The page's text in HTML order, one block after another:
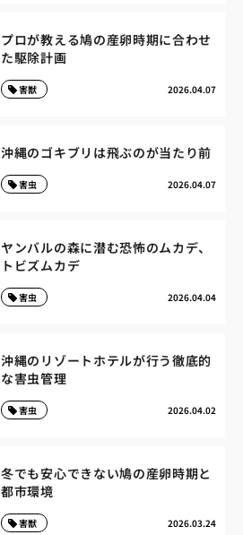
プロが教える鳩の産卵時期に合わせ
た駆除計画
2026.04.07
害獣
沖縄のゴキブリは飛ぶのが当たり前
2026.04.07
害虫
ヤンバルの森に潜む恐怖のムカデ、
トビズムカデ
2026.04.04
害虫
沖縄のリゾートホテルが行う徹底的
な害虫管理
2026.04.02
害虫
冬でも安心できない鳩の産卵時期と
都市環境
2026.03.24
害獣